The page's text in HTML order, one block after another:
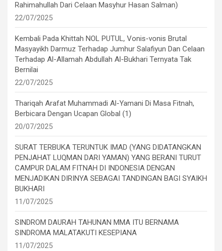
Rahimahullah Dari Celaan Masyhur Hasan Salman)
22/07/2025
Kembali Pada Khittah NOL PUTUL, Vonis-vonis Brutal
Masyayikh Darmuz Terhadap Jumhur Salafiyun Dan Celaan
Terhadap Al-Allamah Abdullah Al-Bukhari Ternyata Tak
Bernilai
22/07/2025
Thariqah Arafat Muhammadi Al-Yamani Di Masa Fitnah,
Berbicara Dengan Ucapan Global (1)
20/07/2025
SURAT TERBUKA TERUNTUK IMAD (YANG DIDATANGKAN
PENJAHAT LUQMAN DARI YAMAN) YANG BERANI TURUT
CAMPUR DALAM FITNAH DI INDONESIA DENGAN
MENJADIKAN DIRINYA SEBAGAI TANDINGAN BAGI SYAIKH
BUKHARI
11/07/2025
SINDROM DAURAH TAHUNAN MMA ITU BERNAMA
SINDROMA MALATAKUTI KESEPIANA
11/07/2025